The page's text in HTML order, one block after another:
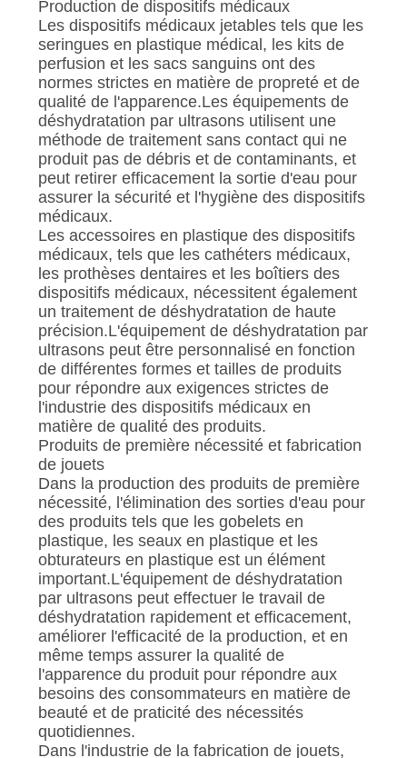
Production de dispositifs médicaux
Les dispositifs médicaux jetables tels que les
seringues en plastique médical, les kits de
perfusion et les sacs sanguins ont des
normes strictes en matière de propreté et de
qualité de l'apparence.Les équipements de
déshydratation par ultrasons utilisent une
méthode de traitement sans contact qui ne
produit pas de débris et de contaminants, et
peut retirer efficacement la sortie d'eau pour
assurer la sécurité et l'hygiène des dispositifs
médicaux.
Les accessoires en plastique des dispositifs
médicaux, tels que les cathéters médicaux,
les prothèses dentaires et les boîtiers des
dispositifs médicaux, nécessitent également
un traitement de déshydratation de haute
précision.L'équipement de déshydratation par
ultrasons peut être personnalisé en fonction
de différentes formes et tailles de produits
pour répondre aux exigences strictes de
l'industrie des dispositifs médicaux en
matière de qualité des produits.
Produits de première nécessité et fabrication
de jouets
Dans la production des produits de première
nécessité, l'élimination des sorties d'eau pour
des produits tels que les gobelets en
plastique, les seaux en plastique et les
obturateurs en plastique est un élément
important.L'équipement de déshydratation
par ultrasons peut effectuer le travail de
déshydratation rapidement et efficacement,
améliorer l'efficacité de la production, et en
même temps assurer la qualité de
l'apparence du produit pour répondre aux
besoins des consommateurs en matière de
beauté et de praticité des nécessités
quotidiennes.
Dans l'industrie de la fabrication de jouets,